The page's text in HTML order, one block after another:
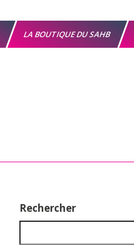
LA BOUTIQUE DU SAHB
Rechercher